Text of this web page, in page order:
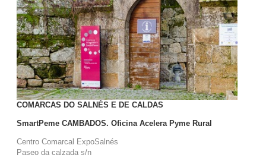
COMARCAS DO SALNÉS E DE CALDAS
SmartPeme CAMBADOS. Oficina Acelera Pyme Rural
Centro Comarcal ExpoSalnés
Paseo da calzada s/n